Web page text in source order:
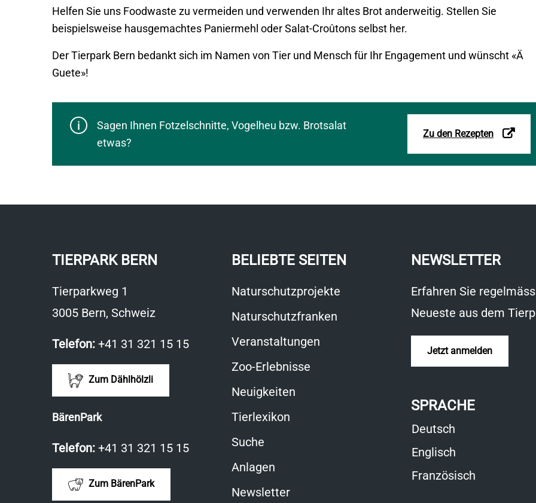
Helfen Sie uns Foodwaste zu vermeiden und verwenden Ihr altes Brot anderweitig. Stellen Sie
beispielsweise hausgemachtes Paniermehl oder Salat-Croûtons selbst her.
Der Tierpark Bern bedankt sich im Namen von Tier und Mensch für Ihr Engagement und wünscht «Ä
Guete»!
Sagen Ihnen Fotzelschnitte, Vogelheu bzw. Brotsalat
etwas?
Zu den RezeptenLink
in
TIERPARK BERN
Tierparkweg 1
3005 Bern, Schweiz
Telefon: +41 31 321 15 15
Zum Dählhölzli
BärenPark
Telefon: +41 31 321 15 15
Zum BärenPark
BELIEBTE SEITEN
Naturschutzprojekte
Naturschutzfranken
Veranstaltungen
Zoo-Erlebnisse
Neuigkeiten
Tierlexikon
Suche
Anlagen
Newsletter
NEWSLETTER
Erfahren Sie
Neueste aus dem
Jetzt anmelden
SPRACHE
Deutsch
Englisch
Französisch